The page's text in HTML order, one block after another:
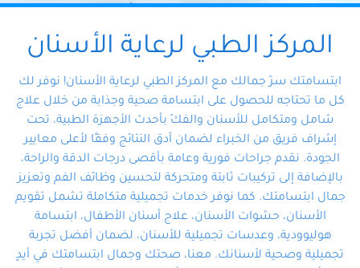
احتياجات الأسنان تحت سقف واحد،
وتضمن لك حلاً شاملًا لجميع
المتخصص ذوي الخبرة، ستجد نفسك
في أيد أمينة تلبي احتياجاتك بكل
احترافية ودقة.
المركز الطبي لرعاية الأسنان
ابتسامتك سرّ جمالك مع المركز الطبي لرعاية الأسنان! نوفر لك
كل ما تحتاجه للحصول على ابتسامة صحية وجذابة من خلال علاج
شامل ومتكامل للأسنان والفكّ بأحدث الأجهزة الطبية، تحت
إشراف فريق من الخبراء لضمان أدق النتائج وفقًا لأعلى معايير
الجودة. نقدم جراحات فورية وعامة بأقصى درجات الدقة والراحة،
بالإضافة إلى تركيبات ثابتة ومتحركة لتحسين وظائف الفم وتعزيز
جمال ابتسامتك. كما نوفر خدمات تجميلية متكاملة تشمل تقويم
الأسنان، حشوات الأسنان، علاج أسنان الأطفال، ابتسامة
هوليوودية، وعدسات تجميلية للأسنان، لضمان أفضل تجربة
تجميلية وصحية لأسنانك. معنا، صحتك وجمال ابتسامتك في أيدٍ